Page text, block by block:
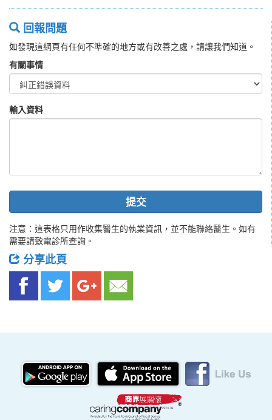
回報問題
如發現這網頁有任何不準確的地方或有改善之處，請讓我們知道。
有關事情
輸入資料
提交
注意：這表格只用作收集醫生的執業資訊，並不能聯絡醫生。如有
需要請致電診所查詢。
分享此頁